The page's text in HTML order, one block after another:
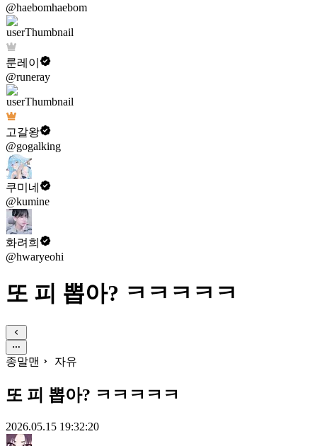
@haebomhaebom
룬레이
@runeray
고갈왕
@gogalking
쿠미네
@kumine
화려희
@hwaryeohi
또 피 뽑아? ㅋㅋㅋㅋㅋ
종말맨 자유
또 피 뽑아? ㅋㅋㅋㅋㅋ
2026.05.15 19:32:20